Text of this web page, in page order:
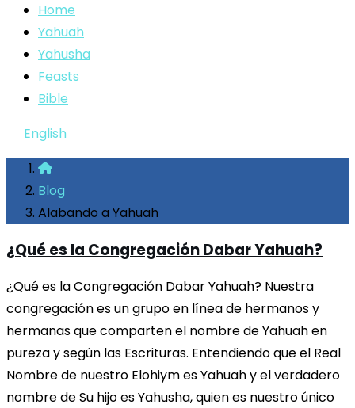
Home
Yahuah
Yahusha
Feasts
Bible
English
Blog
Alabando a Yahuah
¿Qué es la Congregación Dabar Yahuah?
¿Qué es la Congregación Dabar Yahuah? Nuestra
congregación es un grupo en línea de hermanos y
hermanas que comparten el nombre de Yahuah en
pureza y según las Escrituras. Entendiendo que el Real
Nombre de nuestro Elohiym es Yahuah y el verdadero
nombre de Su hijo es Yahusha, quien es nuestro único